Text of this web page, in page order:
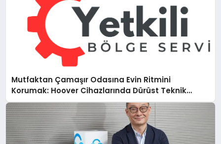
Mutfaktan Çamaşır Odasına Evin Ritmini
Korumak: Hoover Cihazlarında Dürüst Teknik
Destek Deneyimi